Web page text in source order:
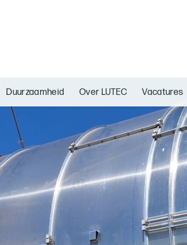
Duurzaamheid Over LUTEC Vacatures